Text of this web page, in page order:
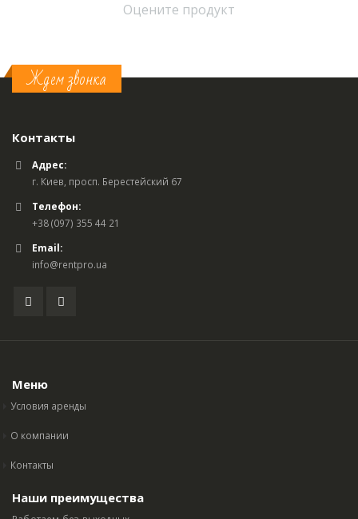
Оцените продукт
Ждем звонка
Контакты
Адрес:
г. Киев, просп. Берестейский 67
Телефон:
+38 (097) 355 44 21
Email:
info@rentpro.ua
Меню
Условия аренды
О компании
Контакты
Наши преимущества